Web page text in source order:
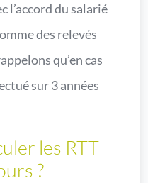
l’accord du salarié
des relevés
qu’en cas
sur 3 années
les RTT
?